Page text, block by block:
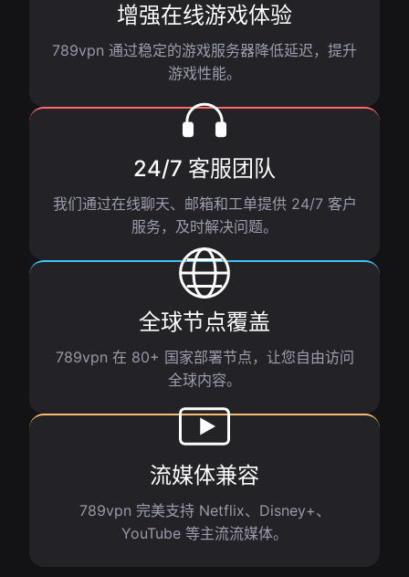
增强在线游戏体验
789vpn 通过稳定的游戏服务器降低延迟，提升
游戏性能。
24/7 客服团队
我们通过在线聊天、邮箱和工单提供 24/7 客户
服务，及时解决问题。
全球节点覆盖
789vpn 在 80+ 国家部署节点，让您自由访问
全球内容。
流媒体兼容
789vpn 完美支持 Netflix、Disney+、
YouTube 等主流流媒体。